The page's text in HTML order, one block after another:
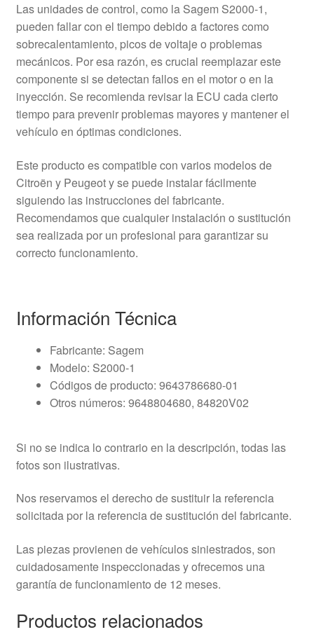
Las unidades de control, como la Sagem S2000-1,
pueden fallar con el tiempo debido a factores como
sobrecalentamiento, picos de voltaje o problemas
mecánicos. Por esa razón, es crucial reemplazar este
componente si se detectan fallos en el motor o en la
inyección. Se recomienda revisar la ECU cada cierto
tiempo para prevenir problemas mayores y mantener el
vehículo en óptimas condiciones.
Este producto es compatible con varios modelos de
Citroën y Peugeot y se puede instalar fácilmente
siguiendo las instrucciones del fabricante.
Recomendamos que cualquier instalación o sustitución
sea realizada por un profesional para garantizar su
correcto funcionamiento.
Información Técnica
Fabricante: Sagem
Modelo: S2000-1
Códigos de producto: 9643786680-01
Otros números: 9648804680, 84820V02
Si no se indica lo contrario en la descripción, todas las
fotos son ilustrativas.
Nos reservamos el derecho de sustituir la referencia
solicitada por la referencia de sustitución del fabricante.
Las piezas provienen de vehículos siniestrados, son
cuidadosamente inspeccionadas y ofrecemos una
garantía de funcionamiento de 12 meses.
Productos relacionados